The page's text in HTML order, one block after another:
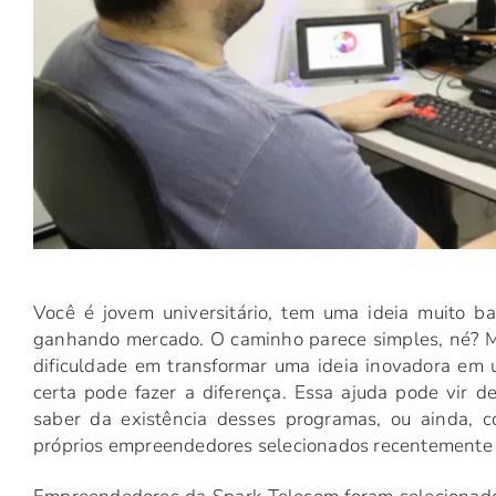
Você é jovem universitário, tem uma ideia muito
ganhando mercado. O caminho parece simples, né?
dificuldade em transformar uma ideia inovadora
certa pode fazer a diferença. Essa ajuda pode vir
saber da existência desses programas, ou ainda,
próprios empreendedores selecionados